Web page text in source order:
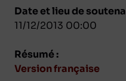
Date et lieu de
11/12/2013 00:00
Résumé :
Version française